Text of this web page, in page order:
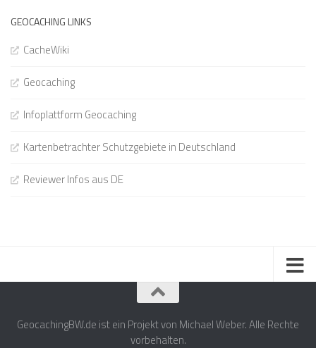
GEOCACHING LINKS
CacheWiki
Geocaching
Infoplattform Geocaching
Kartenbetrachter Schutzgebiete in Deutschland
Reviewer Infos aus DE
GeocachingBW.de ist ein Projekt von Michael Weber. Alle Rechte
vorbehalten.